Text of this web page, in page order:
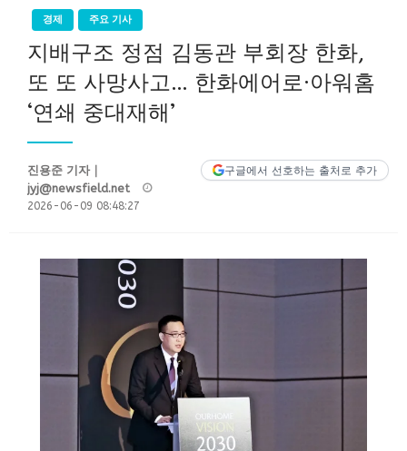
경제 주요 기사
지배구조 정점 김동관 부회장 한화,
또 또 사망사고… 한화에어로·아워홈
‘연쇄 중대재해’
구글에서 선호하는 출처로 추가
진용준 기자｜
jyj@newsfield.net
2026-06-09 08:48:27